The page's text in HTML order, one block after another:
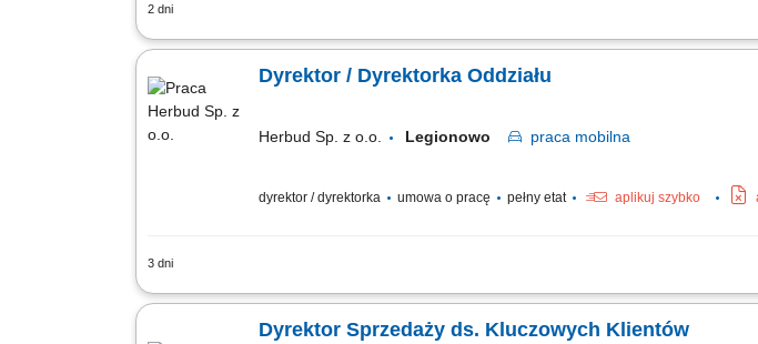
2 dni
Odpowiedzialność za realizację strategii sprzedażowej hotelu oraz osiąganie
Dyrektor / Dyrektorka Oddziału
Herbud Sp. z o.o. Legionowo praca mobilna
dyrektor / dyrektorka umowa o pracę pełny etat aplikuj szybko
3 dni
Opis stanowiska Kompleksowe zarządzanie codzienną pracą oraz strukturą
Dyrektor Sprzedaży ds. Kluczowych Klientów